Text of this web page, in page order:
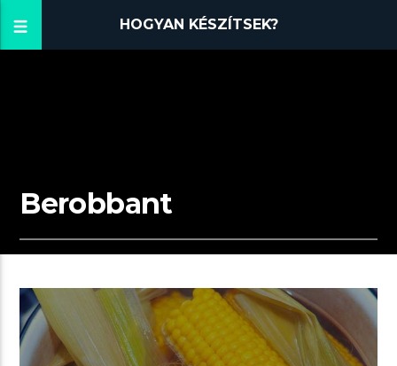
HOGYAN KÉSZÍTSEK?
Berobbant
00:06 READ TIME